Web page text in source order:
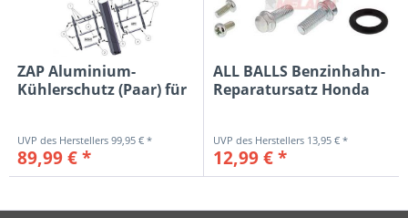
ZAP Aluminium-
Kühlerschutz (Paar) für
99,95 € *
89,99 € *
ALL BALLS Benzinhahn-
Reparatursatz Honda
13,95 € *
12,99 € *